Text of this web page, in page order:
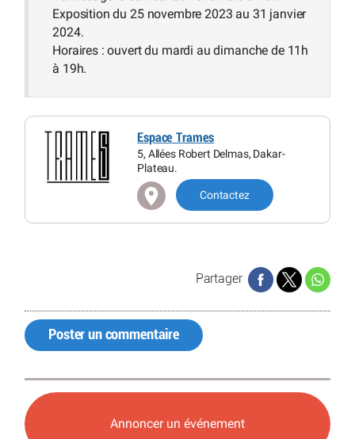
Exposition du 25 novembre 2023 au 31 janvier
2024.
Horaires : ouvert du mardi au dimanche de 11h
à 19h.
Espace Trames
5, Allées Robert Delmas, Dakar-
Plateau.
Contactez
Partager
Poster un commentaire
Annoncer un événement